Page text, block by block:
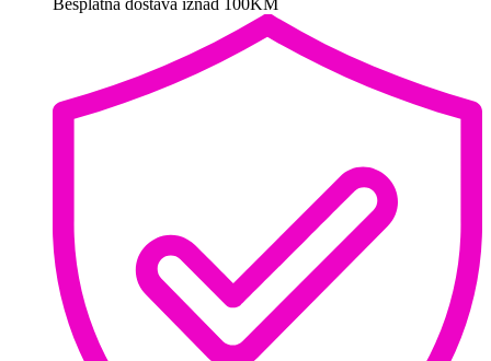
Besplatna dostava iznad 100KM